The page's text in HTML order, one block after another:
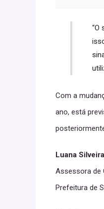
“O
Com a
ano, está
Luana Silveira
Assessora de
Prefeitura de